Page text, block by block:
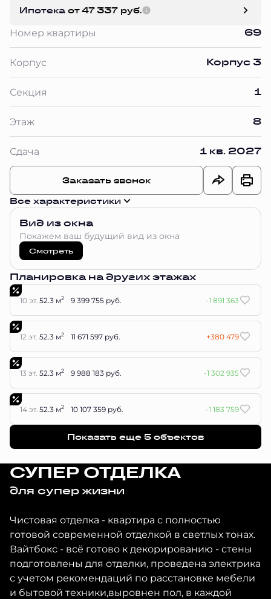
Ипотека от 47 337 руб.
Номер квартиры 69
Корпус Корпус 3
Секция 1
Этаж 8
Сдача 1 кв. 2027
Заказать звонок
Все характеристики
Вид из окна
Покажем ваш будущий вид из окна
Смотреть
Планировка на других этажах
10 эт. 52.3 м2 9 399 755 руб. -1 891 363
12 эт. 52.3 м2 11 671 597 руб. +380 479
13 эт. 52.3 м2 9 988 183 руб. -1 302 935
14 эт. 52.3 м2 10 107 359 руб. -1 183 759
Показать еще 5 объектов
СУПЕР ОТДЕЛКА
для супер жизни
Чистовая отделка - квартира с полностью
готовой современной отделкой в светлых тонах.
Вайтбокс - всё готово к декорированию - стены
подготовлены для отделки, проведена электрика
с учетом рекомендаций по расстановке мебели
и бытовой техники,выровнен пол, в каждой